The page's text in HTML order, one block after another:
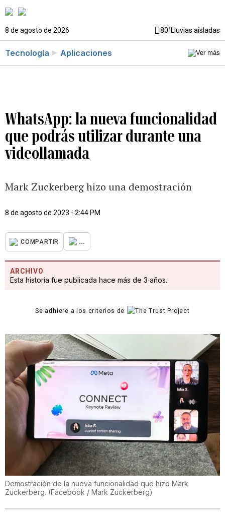
8 de agosto de 2026 80°Lluvias aisladas
Tecnología Aplicaciones
WhatsApp: la nueva funcionalidad
que podrás utilizar durante una
videollamada
Mark Zuckerberg hizo una demostración
8 de agosto de 2023 - 2:44 PM
COMPARTIR ...
ARCHIVO
Esta historia fue publicada hace más de 3 años.
Se adhiere a los criterios de
Demostración de la nueva funcionalidad que hizo Mark
Zuckerberg. (Facebook / Mark Zuckerberg)